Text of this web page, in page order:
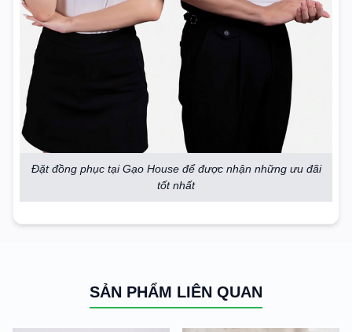
Đặt đồng phục tại Gạo House để được nhận những ưu đãi
tốt nhất
SẢN PHẨM LIÊN QUAN